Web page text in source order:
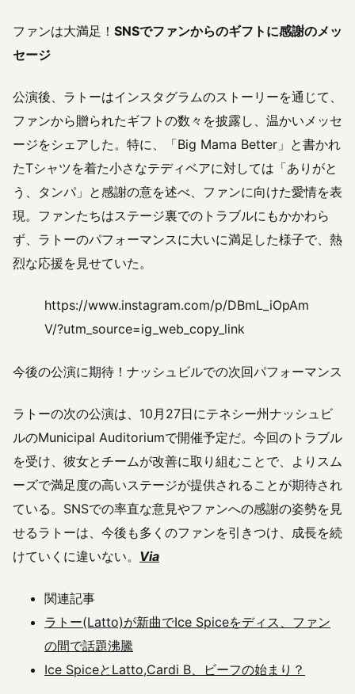
ファンは大満足！ SNSでファンからのギフトに感謝のメッ
セージ
公演後、ラトーはインスタグラムのストーリーを通じて、
ファンから贈られたギフトの数々を披露し、温かいメッセ
ージをシェアした。特に、「Big Mama Better」と書かれ
たTシャツを着た小さなテディベアに対しては「ありがと
う、タンパ」と感謝の意を述べ、ファンに向けた愛情を表
現。ファンたちはステージ裏でのトラブルにもかかわら
ず、ラトーのパフォーマンスに大いに満足した様子で、熱
烈な応援を見せていた。
https://www.instagram.com/p/DBmL_iOpAm
V/?utm_source=ig_web_copy_link
今後の公演に期待！ナッシュビルでの次回パフォーマンス
ラトーの次の公演は、10月27日にテネシー州ナッシュビ
ルのMunicipal Auditoriumで開催予定だ。今回のトラブル
を受け、彼女とチームが改善に取り組むことで、よりスム
ーズで満足度の高いステージが提供されることが期待され
ている。SNSでの率直な意見やファンへの感謝の姿勢を見
せるラトーは、今後も多くのファンを引きつけ、成長を続
けていくに違いない。 Via
関連記事
ラトー(Latto)が新曲でIce Spiceをディス、ファン
の間で話題沸騰
Ice SpiceとLatto,Cardi B、ビーフの始まり？